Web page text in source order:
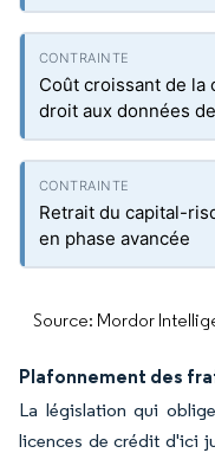
Coût croissant de la
droit aux données
Retrait du capital-
en phase avancée
Source: Mordor
Plafonnement des
La législation qui
licences de crédit d'ici